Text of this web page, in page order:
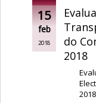
15
feb
2018
Evaluación do Nivel de
do
2018
2018